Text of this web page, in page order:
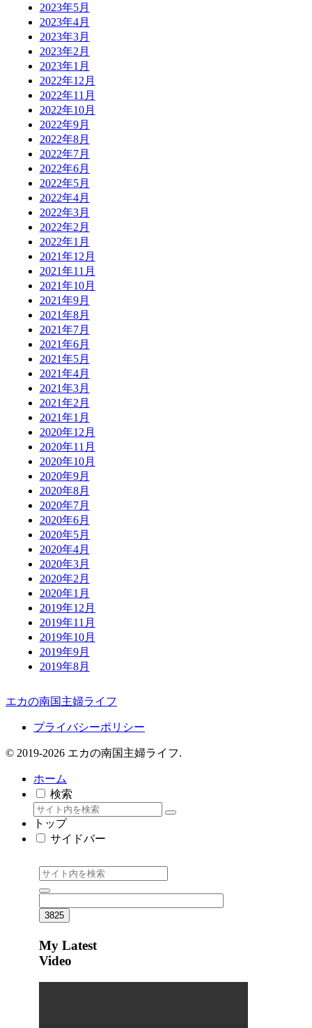
2023年5月
2023年4月
2023年3月
2023年2月
2023年1月
2022年12月
2022年11月
2022年10月
2022年9月
2022年8月
2022年7月
2022年6月
2022年5月
2022年4月
2022年3月
2022年2月
2022年1月
2021年12月
2021年11月
2021年10月
2021年9月
2021年8月
2021年7月
2021年6月
2021年5月
2021年4月
2021年3月
2021年2月
2021年1月
2020年12月
2020年11月
2020年10月
2020年9月
2020年8月
2020年7月
2020年6月
2020年5月
2020年4月
2020年3月
2020年2月
2020年1月
2019年12月
2019年11月
2019年10月
2019年9月
2019年8月
エカの南国主婦ライフ
プライバシーポリシー
© 2019-2026 エカの南国主婦ライフ.
ホーム
検索
トップ
サイドバー
My Latest
Video